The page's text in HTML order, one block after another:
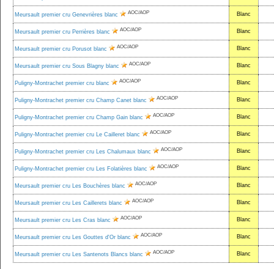
Meursault premier cru Genevrières blanc AOC/AOP Blanc
Meursault premier cru Perrières blanc AOC/AOP Blanc
Meursault premier cru Porusot blanc AOC/AOP Blanc
Meursault premier cru Sous Blagny blanc AOC/AOP Blanc
Puligny-Montrachet premier cru blanc AOC/AOP Blanc
Puligny-Montrachet premier cru Champ Canet blanc AOC/AOP Blanc
Puligny-Montrachet premier cru Champ Gain blanc AOC/AOP Blanc
Puligny-Montrachet premier cru Le Cailleret blanc AOC/AOP Blanc
Puligny-Montrachet premier cru Les Chalumaux blanc AOC/AOP Blanc
Puligny-Montrachet premier cru Les Folatières blanc AOC/AOP Blanc
Meursault premier cru Les Bouchères blanc AOC/AOP Blanc
Meursault premier cru Les Caillerets blanc AOC/AOP Blanc
Meursault premier cru Les Cras blanc AOC/AOP Blanc
Meursault premier cru Les Gouttes d'Or blanc AOC/AOP Blanc
Meursault premier cru Les Santenots Blancs blanc AOC/AOP Blanc